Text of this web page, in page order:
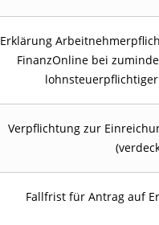
Erklärung
FinanzOnline bei
lohnsteuerpflichtiger
Verpflichtung zur
Fallfrist für Antrag auf